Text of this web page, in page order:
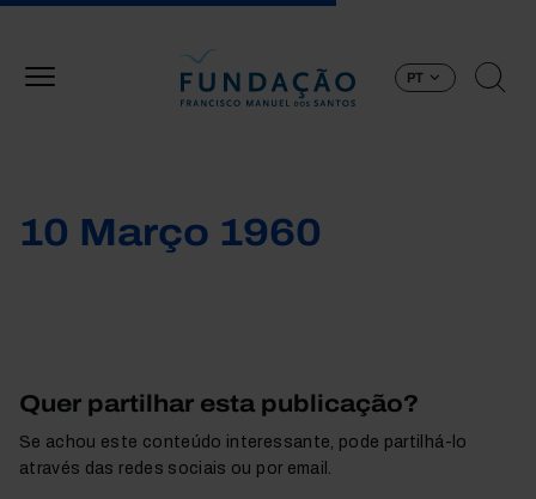
PT
10 Março 1960
Quer partilhar esta publicação?
Se achou este conteúdo interessante, pode partilhá-lo
através das redes sociais ou por email.